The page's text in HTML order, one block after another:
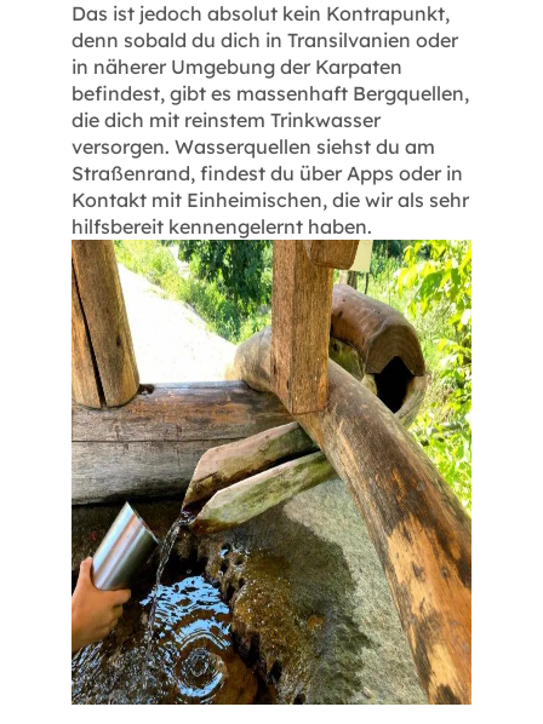
Das ist jedoch absolut kein Kontrapunkt,
denn sobald du dich in Transilvanien oder
in näherer Umgebung der Karpaten
befindest, gibt es massenhaft Bergquellen,
die dich mit reinstem Trinkwasser
versorgen. Wasserquellen siehst du am
Straßenrand, findest du über Apps oder in
Kontakt mit Einheimischen, die wir als sehr
hilfsbereit kennengelernt haben.